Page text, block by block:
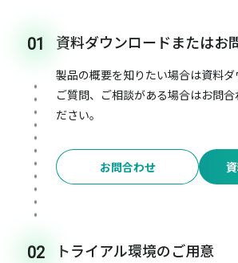
01 資料ダウンロードまたはお
製品の概要を知りたい場合は資料ダ
ご質問、ご相談がある場合はお問
ださい。
お問合わせ
02 トライアル環境のご用意